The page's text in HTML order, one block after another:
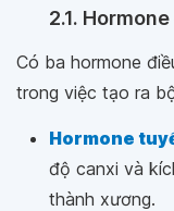
2.1.
Có ba hormone
trong việc tạo ra
Hormone
độ canxi và
thành xương.